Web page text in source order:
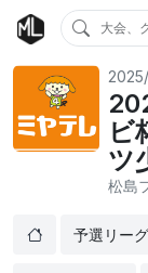
大会、
ビ
ツ
松島
予選リーグ